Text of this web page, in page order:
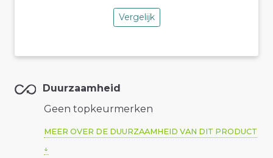
Vergelijk
Duurzaamheid
Geen topkeurmerken
MEER OVER DE DUURZAAMHEID VAN DIT PRODUCT